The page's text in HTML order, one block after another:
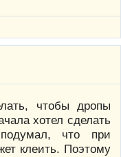
чтобы дропы
хотел сделать
что при
клеить. Поэтому